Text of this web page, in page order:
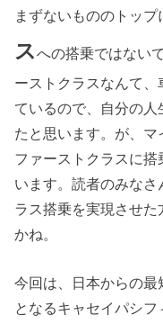
まずないもののトップ
スへの搭乗ではない
ーストクラスなんて
ているので、自分の
たと思います。が、
ファーストクラスに
います。読者のみなさ
ラス搭乗を実現させた
かね。
今回は、日本からの最
となるキャセイパシ